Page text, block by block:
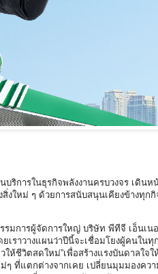
ริการในธุรกิจพลังงานครบวงจร เดิน
ใหม่ ๆ ด้วยการสนับสนุนเคียงข้างทุก
มการผู้จัดการใหญ่ บริษัท พีทีจี เอ็นเน
ราวางแผนว่าปีนี้จะเชื่อมโยงผู้คนใน
ห้ชีวิตสดใหม่”เพื่อสร้างแรงบันดาลใ
ๆ ที่แตกต่างจากเคย เปลี่ยนมุมมองค